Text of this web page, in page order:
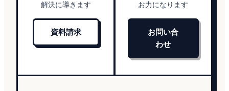
解決に導きます
資料請求
お力になります
お問い合
わせ